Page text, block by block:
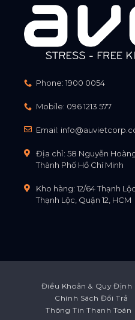
Phone: 1900 0054
Mobile: 096 1213 577
Email:
Địa chỉ: 58 Nguyễn
Thành Phố Hồ Chí Minh
Kho hàng: 12/64 Thạnh
Thạnh Lộc, Quận 12, HCM
Điều Khoản & Quy Định
Chính Sách Đổi Trả
Thông Tin Thanh Toán